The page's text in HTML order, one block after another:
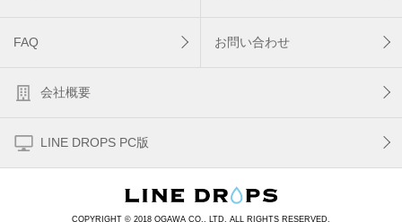
FAQ お問い合わせ
会社概要
LINE DROPS PC版
COPYRIGHT © 2018 OGAWA CO., LTD. ALL RIGHTS RESERVED.